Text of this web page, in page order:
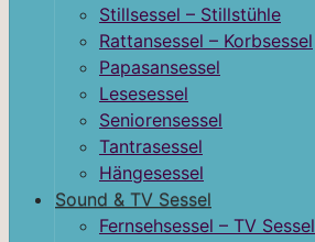
Stillsessel – Stillstühle
Rattansessel – Korbsessel
Papasansessel
Lesesessel
Seniorensessel
Tantrasessel
Hängesessel
Sound & TV Sessel
Fernsehsessel – TV Sessel